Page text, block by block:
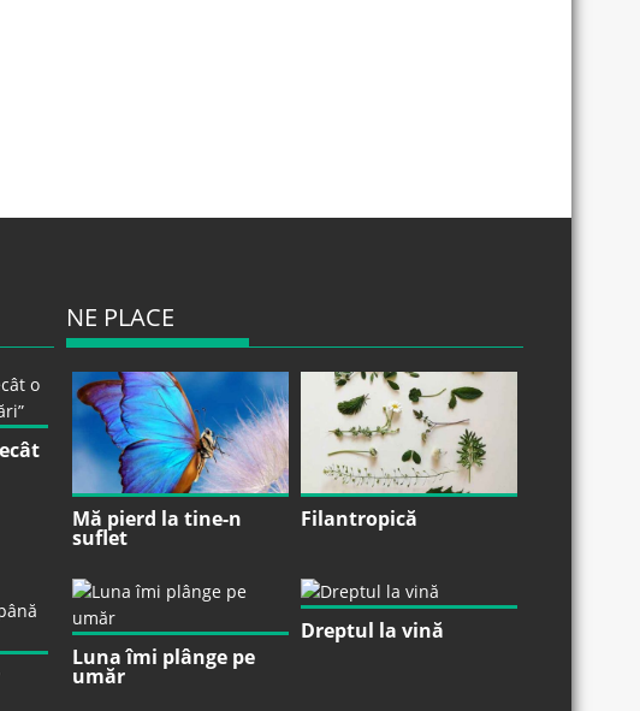
NE PLACE
Mă pierd la tine-n
suflet
Filantropică
Luna îmi plânge pe
umăr
Dreptul la vină